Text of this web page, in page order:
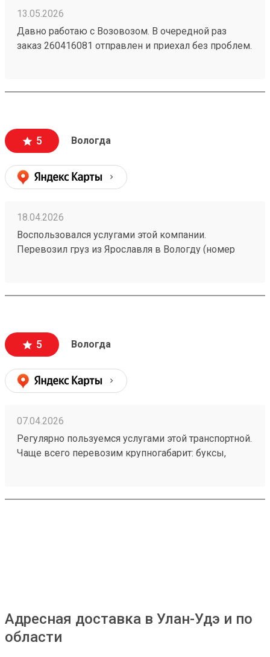
13.05.2026
Давно работаю с Возовозом. В очередной раз
заказ 260416081 отправлен и приехал без проблем.
5 Вологда
18.04.2026
Воспользовался услугами этой компании.
Перевозил груз из Ярославля в Вологду (номер
можно было подогнать близко, времени на
5 Вологда
07.04.2026
Регулярно пользуемся услугами этой транспортной.
Чаще всего перевозим крупногабарит: буксы,
не возникало. Личные вещи 260291754 тоже
Адресная доставка в Улан-Удэ и по
области